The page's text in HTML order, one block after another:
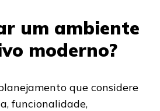
um ambiente
moderno?
que considere
funcionalidade,